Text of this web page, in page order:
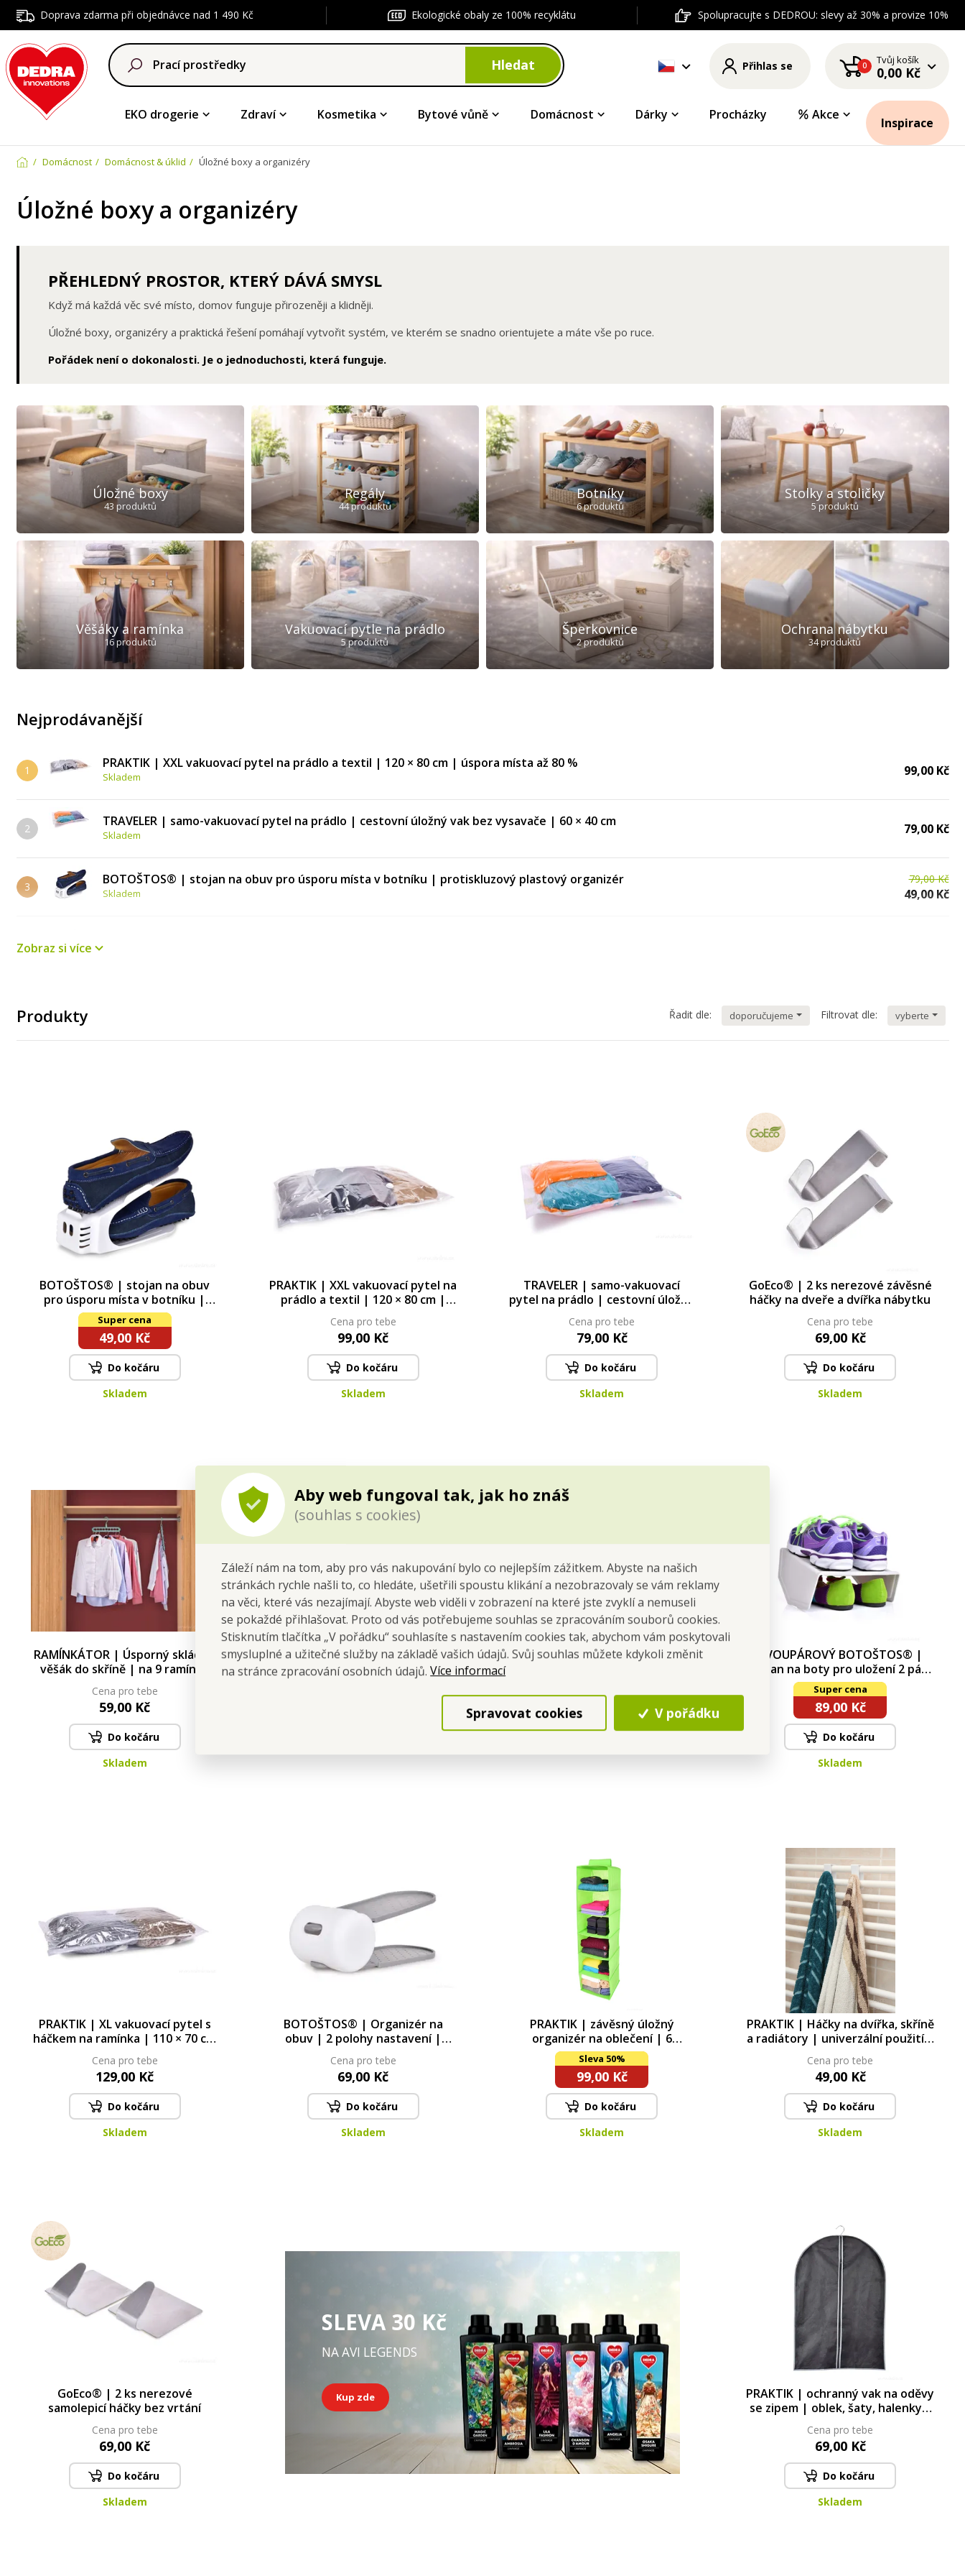
Doprava zdarma při objednávce nad 1 490 Kč Ekologické obaly ze 100% recyklátu Spolupracujte s DEDROU: slevy až 30% a provize 10%
Hledat Přihlas se 0 Tvůj košík
0,00 Kč
EKO drogerie Zdraví Kosmetika Bytové vůně Domácnost Dárky Procházky Akce
Inspirace
Aby web fungoval tak, jak ho znáš
(souhlas s cookies)
Záleží nám na tom, aby pro vás nakupování bylo co nejlepším zážitkem. Abyste na našich
stránkách rychle našli to, co hledáte, ušetřili spoustu klikání a nezobrazovaly se vám reklamy
na věci, které vás nezajímají. Abyste web viděli v zobrazení na které jste zvyklí a nemuseli
se pokaždé přihlašovat. Proto od vás potřebujeme souhlas se zpracováním souborů cookies.
Stisknutím tlačítka „V pořádku“ souhlasíte s nastavením cookies tak, abychom vám poskytovali
smysluplné a užitečné služby na základě vašich údajů. Svůj souhlas můžete kdykoli změnit
na stránce zpracování osobních údajů.Více informací
Spravovat cookies V pořádku
Domácnost Domácnost & úklid Úložné boxy a organizéry
Úložné boxy a organizéry
PŘEHLEDNÝ PROSTOR, KTERÝ DÁVÁ SMYSL
Když má každá věc své místo, domov funguje přirozeněji a klidněji.
Úložné boxy, organizéry a praktická řešení pomáhají vytvořit systém, ve kterém se snadno orientujete a máte vše po ruce.
Pořádek není o dokonalosti. Je o jednoduchosti, která funguje.
Úložné boxy
43 produktů
Regály
44 produktů
Botníky
6 produktů
Stolky a stoličky
5 produktů
Věšáky a ramínka
16 produktů
Vakuovací pytle na prádlo
5 produktů
Šperkovnice
2 produktů
Ochrana nábytku
34 produktů
Nejprodávanější
1 PRAKTIK | XXL vakuovací pytel na prádlo a textil | 120 × 80 cm | úspora místa až 80 %
Skladem 99,00 Kč
2 TRAVELER | samo-vakuovací pytel na prádlo | cestovní úložný vak bez vysavače | 60 × 40 cm
Skladem 79,00 Kč
3 BOTOŠTOS® | stojan na obuv pro úsporu místa v botníku | proti­skluzový plastový organizér
Skladem
79,00 Kč
49,00 Kč
4
Skladem
49,00 Kč
Zobraz si více
Produkty Řadit dle: doporučujeme Filtrovat dle: vyberte
BOTOŠTOS® | stojan na obuv
pro úsporu místa v botníku |
proti­skluzový plastový organizér
Super cena
49,00 Kč
Do kočáru
Skladem
PRAKTIK | XXL vakuovací pytel na
prádlo a textil | 120 × 80 cm |
úspora místa až 80 %
Cena pro tebe
99,00 Kč
Do kočáru
Skladem
TRAVELER | samo-vakuovací
pytel na prádlo | cestovní úložný
vak bez vysavače | 60 × 40 cm
Cena pro tebe
79,00 Kč
Do kočáru
Skladem
GoEco® | 2 ks nerezové závěsné
háčky na dveře a dvířka nábytku
Cena pro tebe
69,00 Kč
Do kočáru
Skladem
RAMÍNKÁTOR | Úsporný skládací
věšák do skříně | na 9 ramínek
Cena pro tebe
59,00 Kč
Do kočáru
Skladem
DVOUPÁROVÝ BOTOŠTOS® |
Stojan na boty pro uložení 2 párů
nad sebou
Super cena
89,00 Kč
Do kočáru
Skladem
PRAKTIK | XL vakuovací pytel s
háčkem na ramínka | 110 × 70 cm
| ochrana obleků, šatů a bund
Cena pro tebe
129,00 Kč
Do kočáru
Skladem
BOTOŠTOS® | Organizér na
obuv | 2 polohy nastavení |
úspora místa v botníku
Cena pro tebe
69,00 Kč
Do kočáru
Skladem
PRAKTIK | závěsný úložný
organizér na oblečení | 6
přihrádek na šatní tyč do skříně |
121 cm | zelený
Sleva 50%
99,00 Kč
Do kočáru
Skladem
PRAKTIK | Háčky na dvířka, skříně
a radiátory | univerzální použití |
2 ks | 7 cm
Cena pro tebe
49,00 Kč
Do kočáru
Skladem
GoEco® | 2 ks nerezové
samolepicí háčky bez vrtání
Cena pro tebe
69,00 Kč
Do kočáru
Skladem
SLEVA 30 Kč
NA AVI LEGENDS
Kup zde
PRAKTIK | ochranný vak na oděvy
se zipem | oblek, šaty, halenky a
saka | 87 cm
Cena pro tebe
69,00 Kč
Do kočáru
Skladem